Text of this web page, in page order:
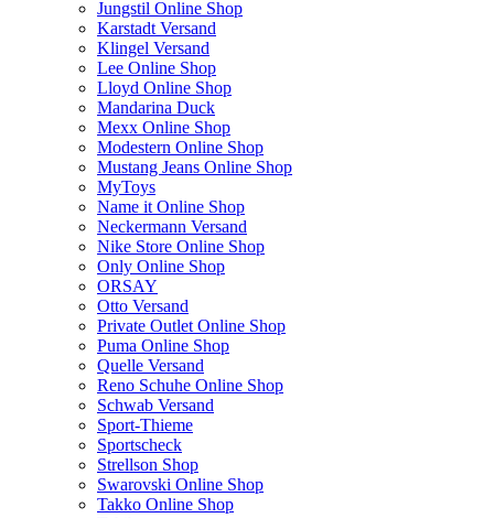
Jungstil Online Shop
Karstadt Versand
Klingel Versand
Lee Online Shop
Lloyd Online Shop
Mandarina Duck
Mexx Online Shop
Modestern Online Shop
Mustang Jeans Online Shop
MyToys
Name it Online Shop
Neckermann Versand
Nike Store Online Shop
Only Online Shop
ORSAY
Otto Versand
Private Outlet Online Shop
Puma Online Shop
Quelle Versand
Reno Schuhe Online Shop
Schwab Versand
Sport-Thieme
Sportscheck
Strellson Shop
Swarovski Online Shop
Takko Online Shop